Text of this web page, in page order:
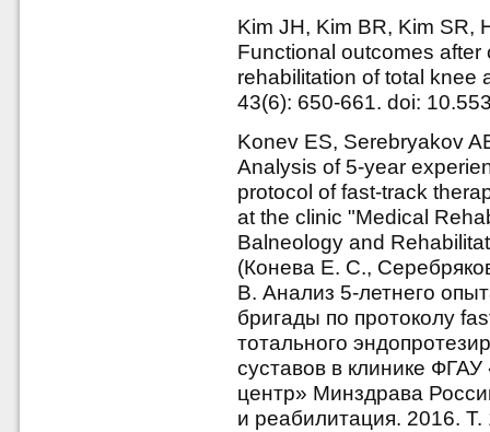
Kim JH, Kim BR, Kim SR,
Functional outcomes
rehabilitation of total knee
43(6): 650-661. doi:
Konev ES, Serebryakov
Analysis of 5-year
protocol of fast-track
at the clinic "Medical
Balneology and
(Конева Е. С.,
В. Анализ 5-летнего
бригады по протоколу
тотального
суставов в клинике
центр» Минздрава
и реабилитация. 2016.